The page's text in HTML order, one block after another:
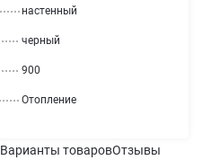
Отопление
настенный
черный
900
Варианты товаровОтзывы